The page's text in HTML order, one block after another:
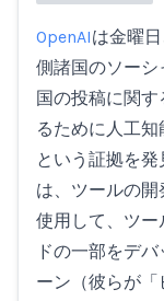
Loading...
OpenAIは金曜日
側諸国のソーシ
国の投稿に関
るために人工
という証拠を
は、ツールの開
使用して、ツ
ドの一部をデ
ーン（彼らが